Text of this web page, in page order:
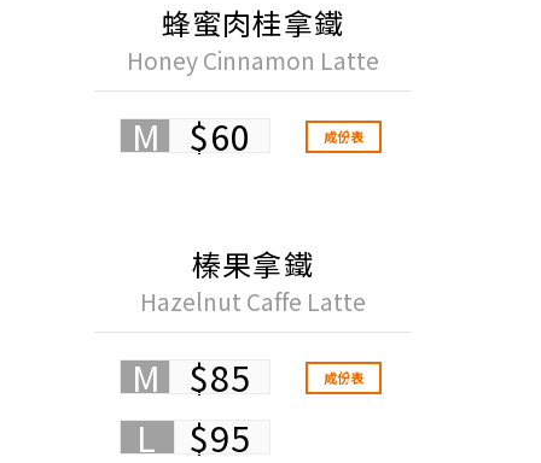
蜂蜜肉桂拿鐵
Honey Cinnamon Latte
M $60 成份表
榛果拿鐵
Hazelnut Caffe Latte
M $85
$95
L
成份表